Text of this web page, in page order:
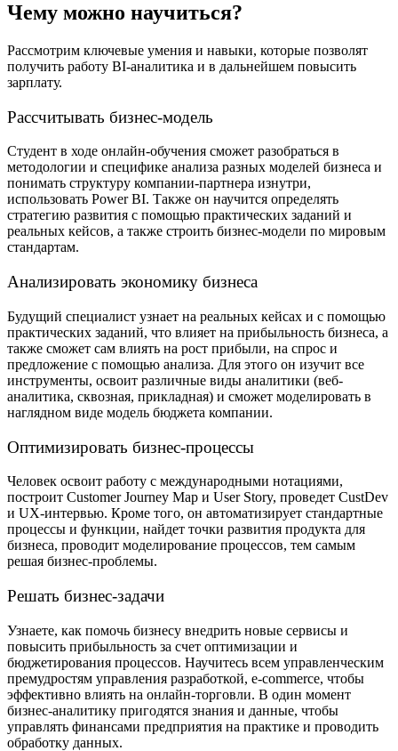
Чему можно научиться?
Рассмотрим ключевые умения и навыки, которые позволят
получить работу BI-аналитика и в дальнейшем повысить
зарплату.
Рассчитывать бизнес-модель
Студент в ходе онлайн-обучения сможет разобраться в
методологии и специфике анализа разных моделей бизнеса и
понимать структуру компании-партнера изнутри,
использовать Power BI. Также он научится определять
стратегию развития с помощью практических заданий и
реальных кейсов, а также строить бизнес-модели по мировым
стандартам.
Анализировать экономику бизнеса
Будущий специалист узнает на реальных кейсах и с помощью
практических заданий, что влияет на прибыльность бизнеса, а
также сможет сам влиять на рост прибыли, на спрос и
предложение с помощью анализа. Для этого он изучит все
инструменты, освоит различные виды аналитики (веб-
аналитика, сквозная, прикладная) и сможет моделировать в
наглядном виде модель бюджета компании.
Оптимизировать бизнес-процессы
Человек освоит работу с международными нотациями,
построит Customer Journey Map и User Story, проведет CustDev
и UX-интервью. Кроме того, он автоматизирует стандартные
процессы и функции, найдет точки развития продукта для
бизнеса, проводит моделирование процессов, тем самым
решая бизнес-проблемы.
Решать бизнес-задачи
Узнаете, как помочь бизнесу внедрить новые сервисы и
повысить прибыльность за счет оптимизации и
бюджетирования процессов. Научитесь всем управленческим
премудростям управления разработкой, e-commerce, чтобы
эффективно влиять на онлайн-торговли. В один момент
бизнес-аналитику пригодятся знания и данные, чтобы
управлять финансами предприятия на практике и проводить
обработку данных.